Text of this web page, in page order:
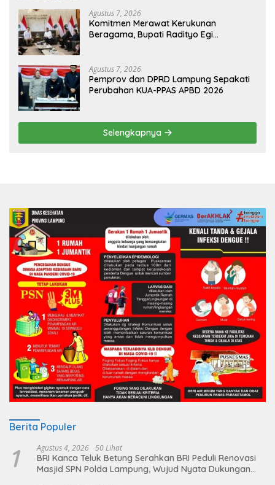
Agustus 7, 2026
Komitmen Merawat Kerukunan
Beragama, Bupati Radityo Egi
Agustus 7, 2026
Pemprov dan DPRD Lampung Sepakati
Perubahan KUA-PPAS APBD 2026
Selengkapnya
Berita Populer
1 Agustus 4, 2026 50 Lihat
BRI Kanca Teluk Betung Serahkan BRI Peduli Renovasi
Masjid SPN Polda Lampung, Wujud Nyata Dukungan